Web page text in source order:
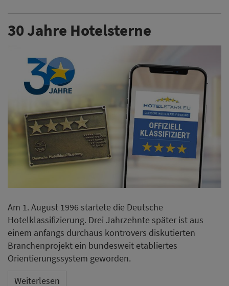
30 Jahre Hotelsterne
Am 1. August 1996 startete die Deutsche
Hotelklassifizierung. Drei Jahrzehnte später ist aus
einem anfangs durchaus kontrovers diskutierten
Branchenprojekt ein bundesweit etabliertes
Orientierungssystem geworden.
Weiterlesen